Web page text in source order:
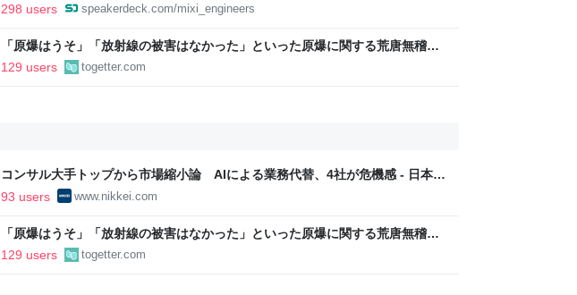
298 users
speakerdeck.com/mixi_engineers
「原爆はうそ」「放射線の被害はなかった」といった原爆に関する荒唐無稽な
フェイク動画がSNSなどで広がる事態に… 生成AIによる被爆の実相からはかけ
離れた動画も増加、被爆者からは憤りの声も
129 users togetter.com
コンサル大手トップから市場縮小論 AIによる業務代替、4社が危機感 - 日本経
済新聞
93 users www.nikkei.com
「原爆はうそ」「放射線の被害はなかった」といった原爆に関する荒唐無稽な
フェイク動画がSNSなどで広がる事態に… 生成AIによる被爆の実相からはかけ
129 users togetter.com